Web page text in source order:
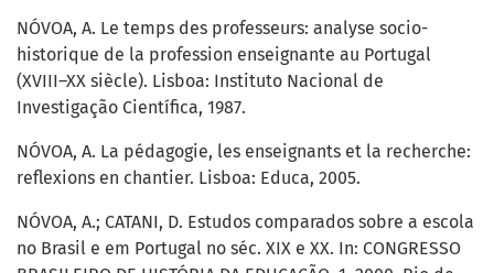
NÓVOA, A. Le temps des professeurs: analyse socio-
historique de la profession enseignante au Portugal
(XVIII–XX siècle). Lisboa: Instituto Nacional de
Investigação Científica, 1987.
NÓVOA, A. La pédagogie, les enseignants et la recherche:
reflexions en chantier. Lisboa: Educa, 2005.
NÓVOA, A.; CATANI, D. Estudos comparados sobre a escola
no Brasil e em Portugal no séc. XIX e XX. In: CONGRESSO